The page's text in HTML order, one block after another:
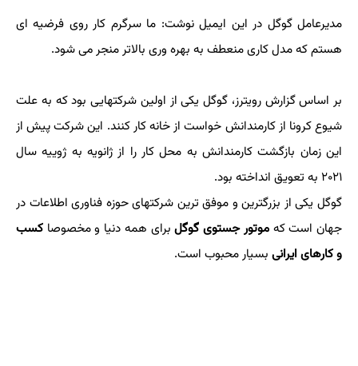
مدیرعامل گوگل در این ایمیل نوشت: ما سرگرم کار روی فرضیه ای
هستم که مدل کاری منعطف به بهره وری بالاتر منجر می شود.
بر اساس گزارش رویترز، گوگل یکی از اولین شرکتهایی بود که به علت
شیوع کرونا از کارمندانش خواست از خانه کار کنند. این شرکت پیش از
این زمان بازگشت کارمندانش به محل کار را از ژانویه به ژوییه سال
۲۰۲۱ به تعویق انداخته بود.
گوگل یکی از بزرگترین و موفق ترین شرکتهای حوزه فناوری اطلاعات در
جهان است کهموتور جستوی گوگلبرای همه دنیا و مخصوصا کسب
و کارهای ایرانی بسیار محبوب است.